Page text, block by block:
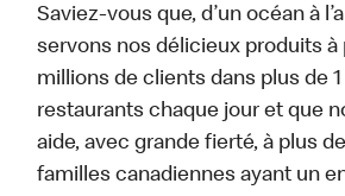
Saviez-vous que, d’un océan à
servons nos délicieux produits à
millions de clients dans plus de
restaurants chaque jour et que
aide, avec grande fierté, à plus
familles canadiennes ayant un